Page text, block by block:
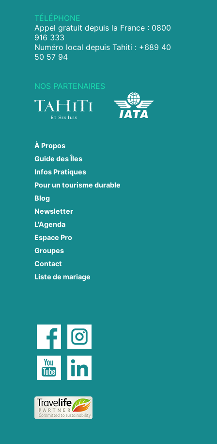
TÉLÉPHONE
Appel gratuit depuis la France : 0800
916 333
Numéro local depuis Tahiti : +689 40
50 57 94
NOS PARTENAIRES
À Propos
Guide des Îles
Infos Pratiques
Pour un tourisme durable
Blog
Newsletter
L'Agenda
Espace Pro
Groupes
Contact
Liste de mariage